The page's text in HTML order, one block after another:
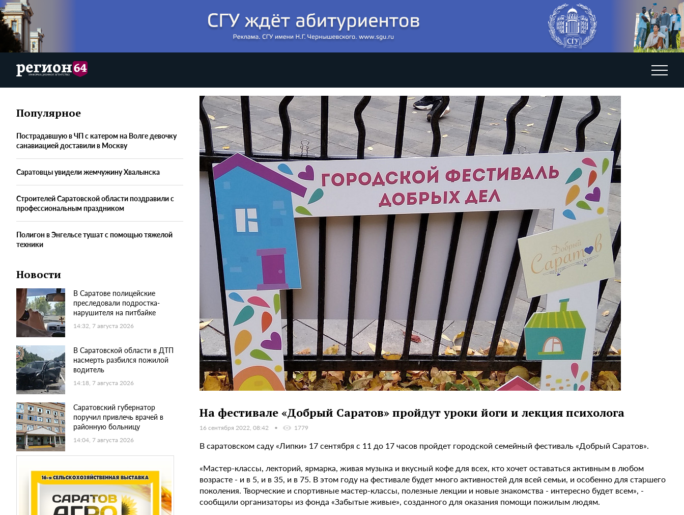
Популярное
Пострадавшую в ЧП с катером на Волге девочку
санавиацией доставили в Москву
Саратовцы увидели жемчужину Хвалынска
Строителей Саратовской области поздравили с
профессиональным праздником
Полигон в Энгельсе тушат с помощью тяжелой
техники
Новости
В Саратове полицейские
преследовали подростка-
нарушителя на питбайке
14:32, 7 августа 2026
В Саратовской области в ДТП
насмерть разбился пожилой
водитель
14:18, 7 августа 2026
Саратовский губернатор
поручил привлечь врачей в
районную больницу
14:04, 7 августа 2026
На фестивале «Добрый Саратов» пройдут уроки йоги и лекция психолога
16 сентября 2022, 08:42 1779
В саратовском саду «Липки» 17 сентября с 11 до 17 часов пройдет городской семейный фестиваль «Добрый Саратов».
«Мастер-классы, лекторий, ярмарка, живая музыка и вкусный кофе для всех, кто хочет оставаться активным в любом
возрасте - и в 5, и в 35, и в 75. В этом году на фестивале будет много активностей для всей семьи, и особенно для старшего
поколения. Творческие и спортивные мастер-классы, полезные лекции и новые знакомства - интересно будет всем», -
сообщили организаторы из фонда «Забытые живые», созданного для оказания помощи пожилым людям.